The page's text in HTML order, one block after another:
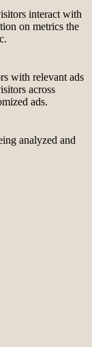
interact with
on metrics the
with relevant ads
across
ads.
analyzed and